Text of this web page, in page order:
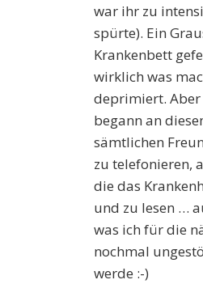
war ihr zu
spürte). Ein
Krankenbett
wirklich was
deprimiert.
begann an
sämtlichen
zu telefonieren,
die das
und zu lesen …
was ich für die
nochmal
werde :-)